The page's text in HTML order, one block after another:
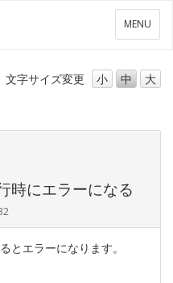
メ
ニ
ー
MENU
文字サイズ変更 小 中 大
時にエラーになる
とエラーになります。